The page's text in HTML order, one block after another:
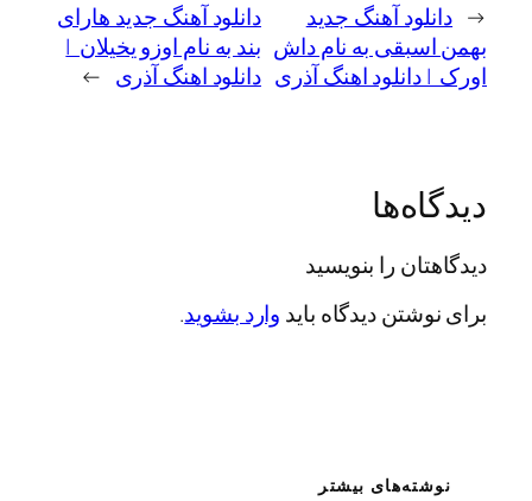
آهنگ جدید
به نام داش
اهنگ آذری
دانلود آهنگ جدید هارای
بند به نام اوزو یخیلان |
دانلود اهنگ آذری →
را بنویسید
دیدگاه بایدوارد بشوید.
بیشتر